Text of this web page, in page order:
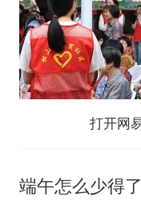
打开网
端午怎么少得